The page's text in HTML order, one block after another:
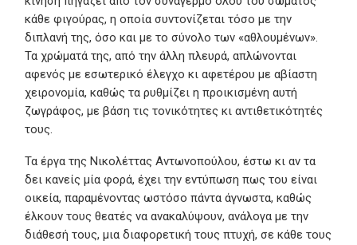
κάθε φιγούρας, η οποία συντονίζεται τόσο με την
διπλανή της, όσο και με το σύνολο των «αθλουμένων».
Τα χρώματά της, από την άλλη πλευρά, απλώνονται
αφενός με εσωτερικό έλεγχο κι αφετέρου με αβίαστη
χειρονομία, καθώς τα ρυθμίζει η προικισμένη αυτή
ζωγράφος, με βάση τις τονικότητες κι αντιθετικότητές
τους.
Τα έργα της Νικολέττας Αντωνοπούλου, έστω κι αν τα
δει κανείς μία φορά, έχει την εντύπωση πως του είναι
οικεία, παραμένοντας ωστόσο πάντα άγνωστα, καθώς
έλκουν τους θεατές να ανακαλύψουν, ανάλογα με την
διάθεσή τους, μια διαφορετική τους πτυχή, σε κάθε τους